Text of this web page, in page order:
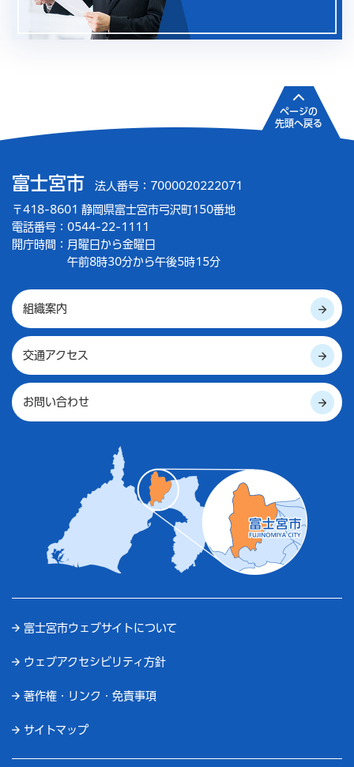
富士宮市 法人番号：7000020222071
〒418-8601 静岡県富士宮市弓沢町150番地
電話番号：0544-22-1111
開庁時間： 月曜日から金曜日
午前8時30分から午後5時15分
組織案内
交通アクセス
お問い合わせ
富士宮市ウェブサイトについて
ウェブアクセシビリティ方針
著作権・リンク・免責事項
サイトマップ
ページの
先頭へ戻る